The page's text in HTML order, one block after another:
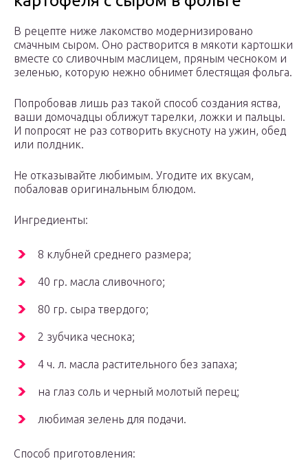
В рецепте ниже лакомство модернизировано
смачным сыром. Оно растворится в мякоти картошки
вместе со сливочным маслицем, пряным чесноком и
зеленью, которую нежно обнимет блестящая фольга.
Попробовав лишь раз такой способ создания яства,
ваши домочадцы оближут тарелки, ложки и пальцы.
И попросят не раз сотворить вкусноту на ужин, обед
или полдник.
Не отказывайте любимым. Угодите их вкусам,
побаловав оригинальным блюдом.
Ингредиенты:
8 клубней среднего размера;
40 гр. масла сливочного;
80 гр. сыра твердого;
2 зубчика чеснока;
4 ч. л. масла растительного без запаха;
на глаз соль и черный молотый перец;
любимая зелень для подачи.
Способ приготовления: